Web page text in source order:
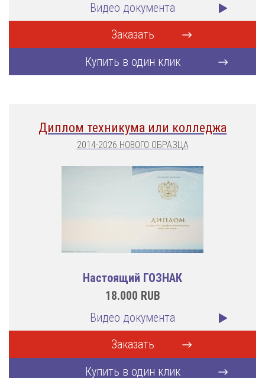
Видео документа
Заказать
Купить в один клик
Диплом техникума или колледжа
2014-2026 НОВОГО ОБРАЗЦА
Настоящий ГОЗНАК
18.000 RUB
Видео документа
Заказать
Купить в один клик